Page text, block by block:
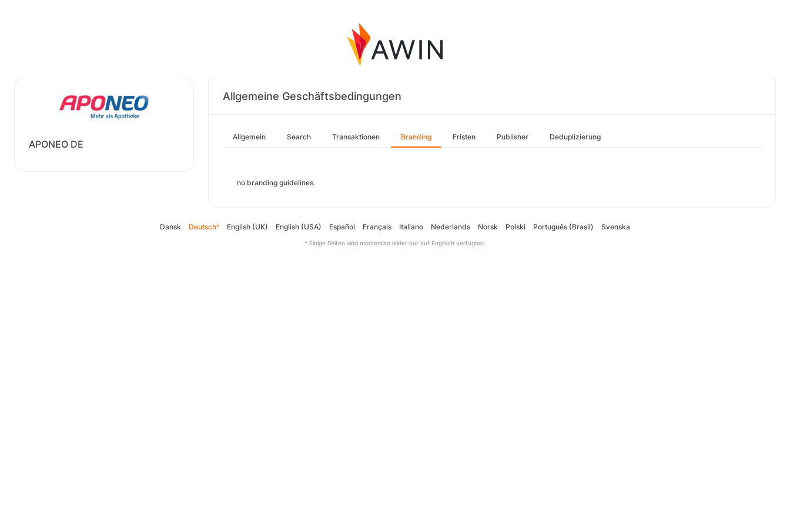
APONEO DE
Allgemeine Geschäftsbedingungen
Allgemein Search Transaktionen Branding Fristen Publisher Deduplizierung
no branding guidelines.
Dansk Deutsch* English (UK) English (USA) Español Français Italiano Nederlands Norsk Polski Português (Brasil) Svenska
* Einige Seiten sind momentan leider nur auf Englisch verfügbar.